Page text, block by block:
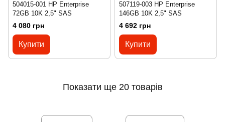
504015-001 HP Enterprise
72GB 10K 2,5" SAS
4 080 грн
Купити
507119-003 HP Enterprise
146GB 10K 2,5" SAS
4 692 грн
Купити
Показати ще 20 товарів